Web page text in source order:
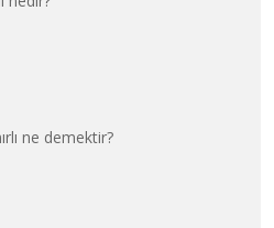
ne demektir?